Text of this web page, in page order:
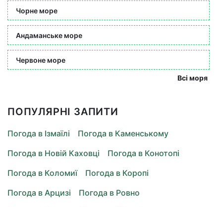
Чорне море
Андаманське море
Червоне море
Всі моря
ПОПУЛЯРНІ ЗАПИТИ
Погода в Ізмаїлі
Погода в Каменському
Погода в Новій Каховці
Погода в Конотопі
Погода в Коломиї
Погода в Коропі
Погода в Арцизі
Погода в Ровно